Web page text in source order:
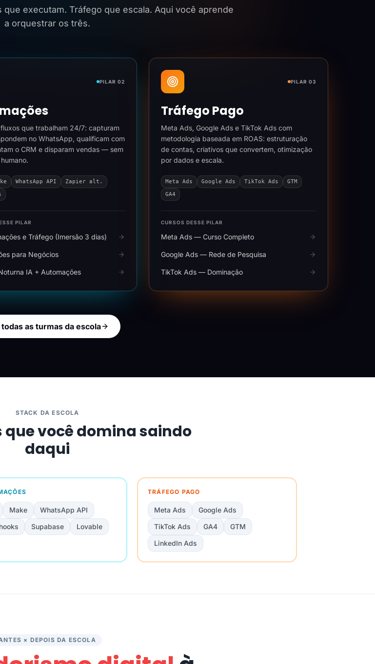
executam. Tráfego que escala. Aqui você aprende
a orquestrar os três.
PILAR 02
que trabalham 24/7: capturam
no WhatsApp, qualificam com
o CRM e disparam vendas — sem
WhatsApp API
Zapier alt.
PILAR
e Tráfego (Imersão 3 dias)
para Negócios
IA + Automações
PILAR 03
Tráfego Pago
Meta Ads, Google Ads e TikTok Ads com
metodologia baseada em ROAS: estruturação
de contas, criativos que convertem, otimização
por dados e escala.
Meta Ads Google Ads TikTok Ads
GTM
GA4
CURSOS DESSE PILAR
Meta Ads — Curso Completo
Google Ads — Rede de Pesquisa
TikTok Ads — Dominação
as turmas da escola
STACK DA ESCOLA
você domina saindo
daqui
Make
WhatsApp API
Supabase Lovable
TRÁFEGO PAGO
Meta Ads
Google Ads
TikTok Ads
GA4
GTM
LinkedIn Ads
× DEPOIS DA ESCOLA